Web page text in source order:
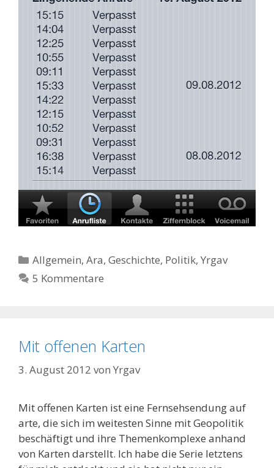
Kategorien
Allgemein,Ara,Geschichte, Politik,Yrgav
5 Kommentare
Mit offenen Karten
3. August 2012 von Yrgav
Mit offenen Karten ist eine Fernsehsendung auf
arte, die sich im weitesten Sinne mit Geopolitik
beschäftigt und ihre Themenkomplexe anhand
von Karten darstellt. Ich habe die Serie letztens